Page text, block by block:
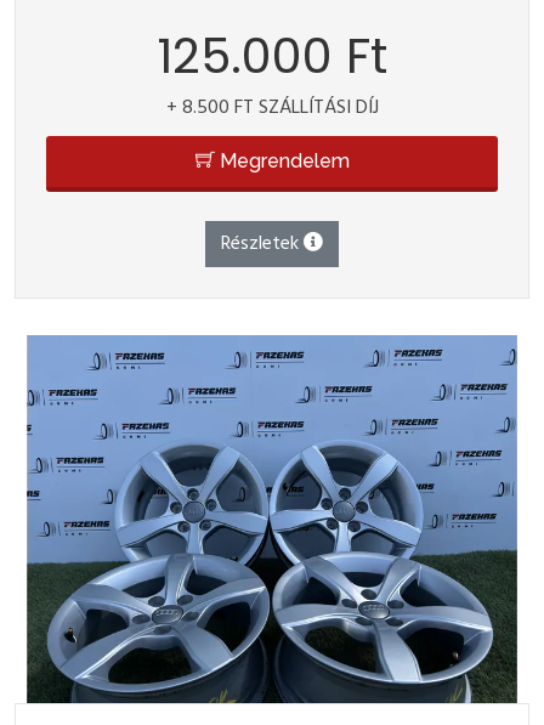
125.000 Ft
+ 8.500 FT SZÁLLÍTÁSI DÍJ
Megrendelem
Részletek